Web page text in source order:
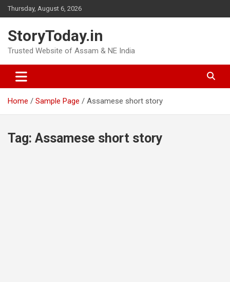
Skip
to
Thursday, August 6, 2026
StoryToday.in
Trusted Website of Assam & NE India
Home Sample Page Assamese short story
Tag: Assamese short story